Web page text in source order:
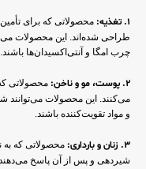
1. تغذیه:
محصولاتی که برای
طراحی شده‌اند. این محصولات
چرب امگا و آنتی‌اکسیدان‌ها باشند.
2. پوست، مو و ناخن:
محصولاتی
می‌کنند. این محصولات می‌توانند
و مواد تقویت‌کننده باشند.
3. زنان و بارداری:
محصولاتی که به
شیردهی و پس از آن پاسخ می‌دهند.